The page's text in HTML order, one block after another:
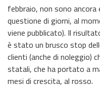
febbraio, non sono
questione di giorni, al
viene pubblicato). Il
è stato un brusco stop
clienti (anche di noleggio)
statali, che ha portato a
mesi di crescita, al rosso.